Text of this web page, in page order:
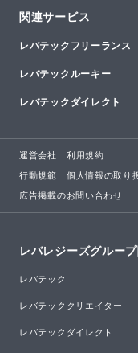
関連サービス
レバテックフリーランス
レバテックルーキー
レバテックダイレクト
運営会社 利用規約
行動規範 個人情報の取り
広告掲載のお問い合わせ
レバレジーズグルー
レバテック
レバテッククリエイター
レバテックダイレクト